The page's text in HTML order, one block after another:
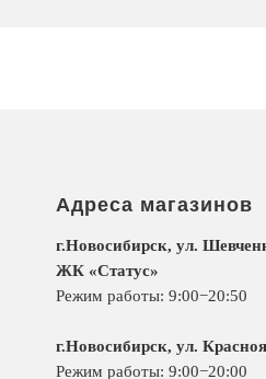
Адреса магазинов
г.Новосибирск, ул.
ЖК «Статус»
Режим работы: 9:00−20:50
г.Новосибирск, ул.
Режим работы: 9:00−20:00